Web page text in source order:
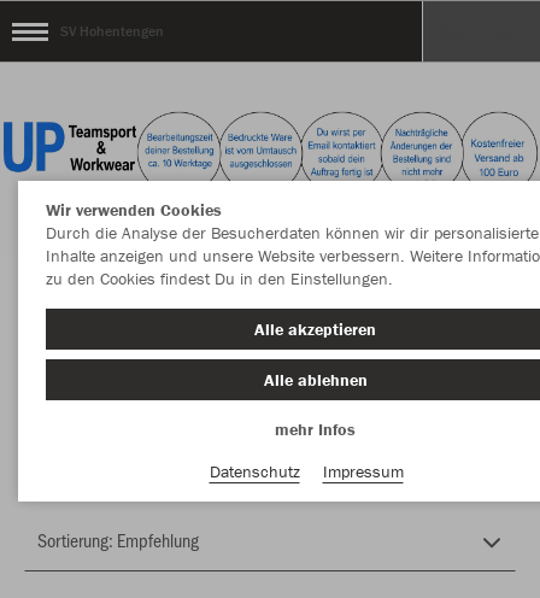
SV Hohentengen
Herzlich Willkommen im Teamshop SV
Hohentengen
Wir verwenden Cookies
Durch die Analyse der Besucherdaten können wir dir personalisierte
Inhalte anzeigen und unsere Website verbessern. Weitere
zu den Cookies findest Du in den Einstellungen.
Alle akzeptieren
Alle ablehnen
mehr Infos
Datenschutz
Impressum